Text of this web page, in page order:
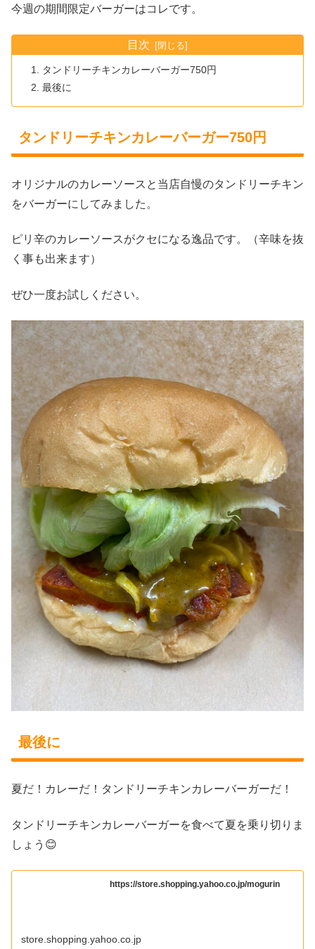
今週の期間限定バーガーはコレです。
目次
タンドリーチキンカレーバーガー750円
最後に
タンドリーチキンカレーバーガー750円
オリジナルのカレーソースと当店自慢のタンドリーチキン
をバーガーにしてみました。
ピリ辛のカレーソースがクセになる逸品です。（辛味を抜
く事も出来ます）
ぜひ一度お試しください。
最後に
夏だ！カレーだ！タンドリーチキンカレーバーガーだ！
タンドリーチキンカレーバーガーを食べて夏を乗り切りま
しょう😊
https://store.shopping.yahoo.co.jp/mogurin
store.shopping.yahoo.co.jp